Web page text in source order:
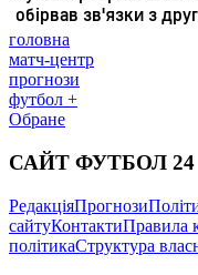
головна
матч-центр
прогнози
футбол +
Обране
САЙТ ФУТБОЛ 24
РедакціяПрогнози
сайтуКонтактиПравила
політикаСтруктура